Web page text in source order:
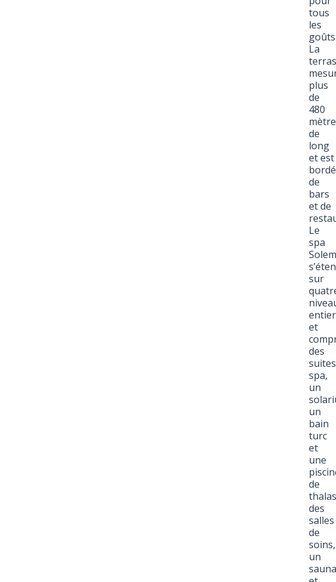
tous
les
La
plus
de
480
de
long
et est
de
bars
et de
Le
spa
sur
et
des
suites
spa,
un
un
bain
turc
et
une
de
des
salles
de
soins,
un
sauna